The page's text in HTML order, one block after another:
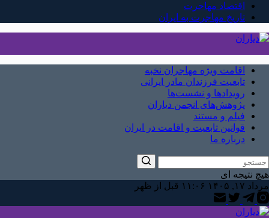
اقتصاد مهاجرت
تاریخ مهاجرت به ایران
اقامت ویژه مهاجران نخبه
تابعیت فرزندان مادر ایرانی
رویدادها و نشست‌ها
پژوهش‌های انجمن دیاران
فیلم و مستند
قوانین تابعیت و اقامت در ایران
درباره ما
هیچ نتیجه ای
مرداد ۱۷, ۱۴۰۵ ۱۱:۰۶ قبل از ظهر